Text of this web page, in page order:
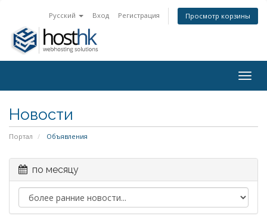
Русский Вход Регистрация Просмотр корзины
Новости
Портал Объявления
по месяцу